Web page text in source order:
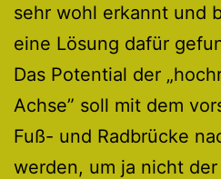
sehr wohl erkannt und
eine Lösung dafür
Das Potential der
Achse” soll mit dem
Fuß- und Radbrücke
werden, um ja nicht